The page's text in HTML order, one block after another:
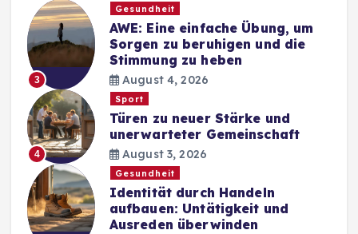
3
Gesundheit
AWE: Eine einfache Übung, um
Sorgen zu beruhigen und die
Stimmung zu heben
August 4, 2026
4
Sport
Türen zu neuer Stärke und
unerwarteter Gemeinschaft
August 3, 2026
Gesundheit
Identität durch Handeln
aufbauen: Untätigkeit und
Ausreden überwinden